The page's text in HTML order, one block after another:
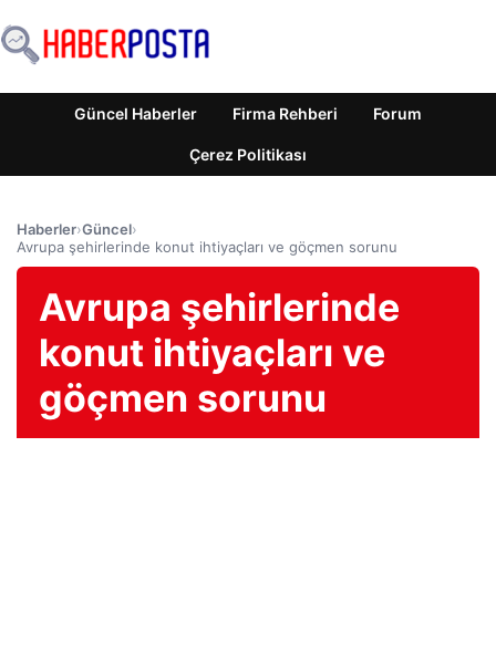
Güncel Haberler Firma Rehberi Forum
Çerez Politikası
Haberler›Güncel›
Avrupa şehirlerinde konut ihtiyaçları ve göçmen sorunu
Avrupa şehirlerinde
konut ihtiyaçları ve
göçmen sorunu